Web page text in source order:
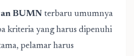
BUMN terbaru umumnya
kriteria yang harus dipenuhi
pelamar harus